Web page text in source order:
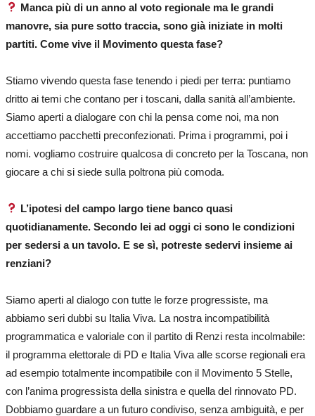
Manca più di un anno al voto regionale ma le grandi
manovre, sia pure sotto traccia, sono già iniziate in molti
partiti. Come vive il Movimento questa fase?
Stiamo vivendo questa fase tenendo i piedi per terra: puntiamo
dritto ai temi che contano per i toscani, dalla sanità all’ambiente.
Siamo aperti a dialogare con chi la pensa come noi, ma non
accettiamo pacchetti preconfezionati. Prima i programmi, poi i
nomi. vogliamo costruire qualcosa di concreto per la Toscana, non
giocare a chi si siede sulla poltrona più comoda.
L’ipotesi del campo largo tiene banco quasi
quotidianamente. Secondo lei ad oggi ci sono le condizioni
per sedersi a un tavolo. E se sì, potreste sedervi insieme ai
renziani?
Siamo aperti al dialogo con tutte le forze progressiste, ma
abbiamo seri dubbi su Italia Viva. La nostra incompatibilità
programmatica e valoriale con il partito di Renzi resta incolmabile:
il programma elettorale di PD e Italia Viva alle scorse regionali era
ad esempio totalmente incompatibile con il Movimento 5 Stelle,
con l’anima progressista della sinistra e quella del rinnovato PD.
Dobbiamo guardare a un futuro condiviso, senza ambiguità, e per